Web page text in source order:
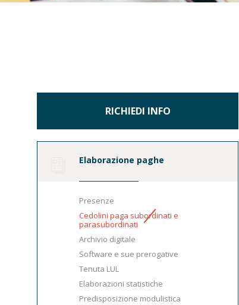
RICHIEDI INFO
Elaborazione paghe
Presenze
Cedolini paga subordinati e
parasubordinati
Archivio digitale
Software e sue prerogative
Tenuta LUL
Elaborazioni statistiche
Predisposizione modulistica